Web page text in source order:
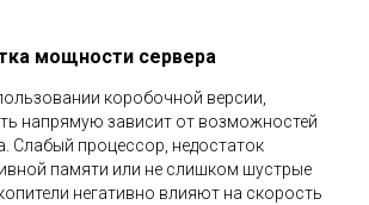
мощности сервера
коробочной версии,
напрямую зависит от возможностей
Слабый процессор, недостаток
памяти или не слишком шустрые
негативно влияют на скорость